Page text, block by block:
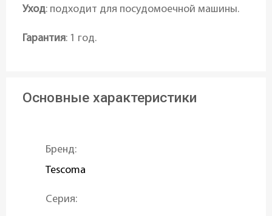
Уход: подходит для посудомоечной машины.
Гарантия: 1 год.
Основные характеристики
Бренд:
Tescoma
Серия: